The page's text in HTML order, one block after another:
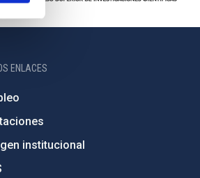
ENLACES
institucional